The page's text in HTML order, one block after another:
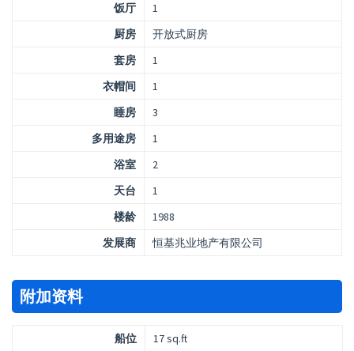
饭厅
1
厨房
开放式厨房
套房
1
衣帽间
1
睡房
3
多用途房
1
浴室
2
天台
1
楼龄
1988
发展商
恒基兆业地产有限公司
附加资料
船位 17 sq.ft